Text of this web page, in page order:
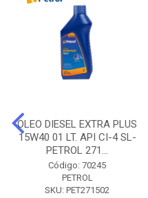
OLEO DIESEL EXTRA PLUS
15W40 01 LT. API CI-4 SL-
PETROL 271...
Código: 70245
PETROL
SKU: PET271502